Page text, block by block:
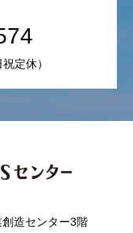
定休）
造センター3階